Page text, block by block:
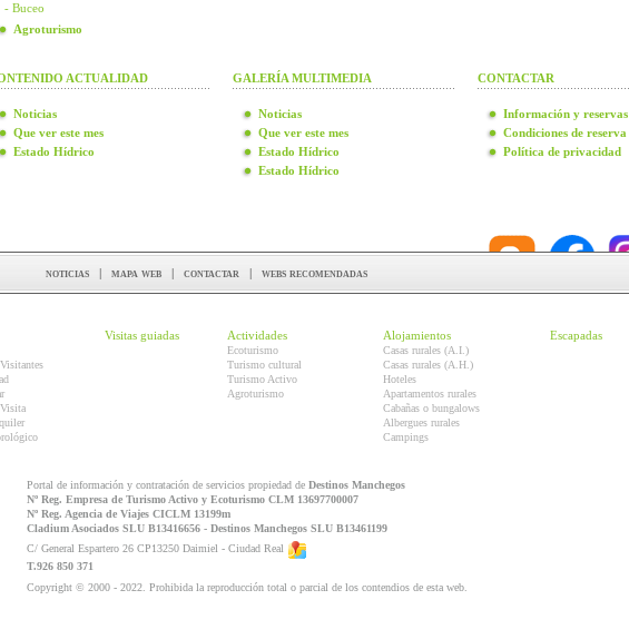
- Buceo
Agroturismo
ACTUALIDAD
Noticias
Que ver este mes
Estado Hídrico
GALERÍA MULTIMEDIA
Noticias
Que ver este mes
Estado Hídrico
Estado Hídrico
CONTACTAR
Información y reservas
Condiciones de reserva
Política de privacidad
noticias | mapa web | contactar | webs recomendadas
Visitas guiadas Actividades
Ecoturismo
Turismo cultural
Turismo Activo
Agroturismo
Alojamientos
Casas rurales (A.I.)
Casas rurales (A.H.)
Hoteles
Apartamentos rurales
Cabañas o bungalows
Albergues rurales
Campings
Escapadas
Portal de información y contratación de servicios propiedad de Destinos Manchegos
Nº Reg. Empresa de Turismo Activo y Ecoturismo CLM 13697700007
Nº Reg. Agencia de Viajes CICLM 13199m
Cladium Asociados SLU B13416656 - Destinos Manchegos SLU B13461199
C/ General Espartero 26 CP13250 Daimiel - Ciudad Real
T.926 850 371
Copyright © 2000 - 2022. Prohibida la reproducción total o parcial de los contendios de esta web.